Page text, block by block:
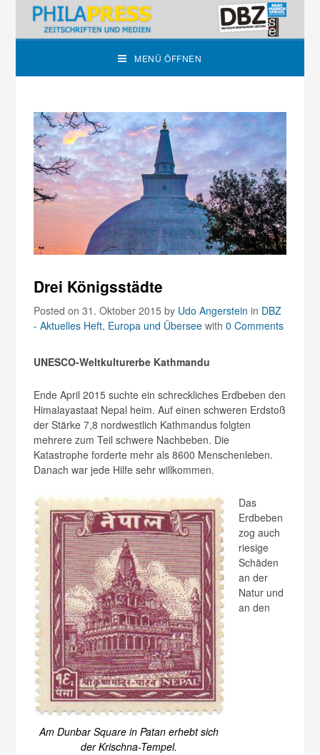
MENÜ ÖFFNEN
Drei Königsstädte
Posted on 31. Oktober 2015by Udo Angerstein in DBZ
- Aktuelles Heft, Europa und Übersee with0 Comments
UNESCO-Weltkulturerbe Kathmandu
Ende April 2015 suchte ein schreckliches Erdbeben den
Himalayastaat Nepal heim. Auf einen schweren Erdstoß
der Stärke 7,8 nordwestlich Kathmandus folgten
mehrere zum Teil schwere Nachbeben. Die
Katastrophe forderte mehr als 8600 Menschenleben.
Danach war jede Hilfe sehr willkommen.
Am Dunbar Square in Patan erhebt sich
der Krischna-Tempel.
Das
Erdbeben
zog auch
riesige
Schäden
an der
Natur und
an den